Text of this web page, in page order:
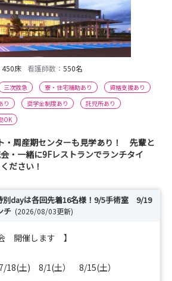
450床 看護師数： 550名
三次救急 寮・住宅補助あり
資格支援あり
り
奨学金制度あり
託児所あり
OK
周産期センターも見学あり！ 先輩と
・一緒に9Fレストランでランチタイ
ださい！
dayは各回先着16名様！9/5手術室 9/19
チ (2026/08/03更新)
開催します 】
18(土) 8/1(土） 8/15(土）